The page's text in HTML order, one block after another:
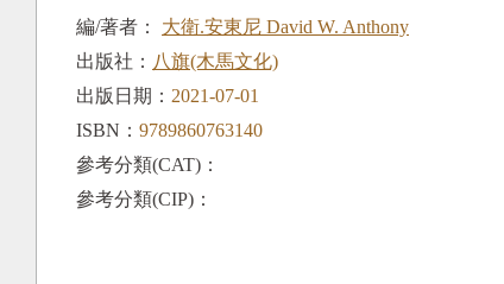
編/著者： 大衛.安東尼 David W. Anthony
出版社： 八旗(木馬文化)
出版日期： 2021-07-01
ISBN： 9789860763140
參考分類(CAT)：
參考分類(CIP)：